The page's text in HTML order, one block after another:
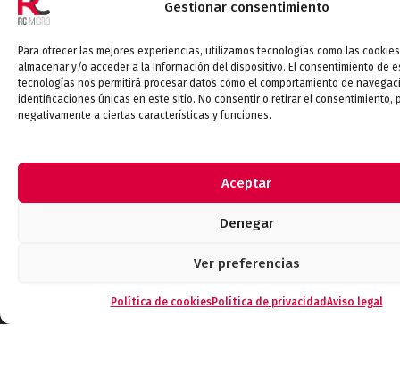
Gestionar consentimiento
Para ofrecer las mejores experiencias, utilizamos tecnologías como las
almacenar y/o acceder a la información del dispositivo. El consentimiento de
tecnologías nos permitirá procesar datos como el comportamiento de
identificaciones únicas en este sitio. No consentir o retirar el consentimiento,
negativamente a ciertas características y funciones.
Aceptar
Denegar
Ver preferencias
Política de cookiesPolítica de privacidadAviso legal
Electromedicina
Defensa/Aeroespacial
loT
Industrial
Categorías
Electromecácnicos
EMI-RFI